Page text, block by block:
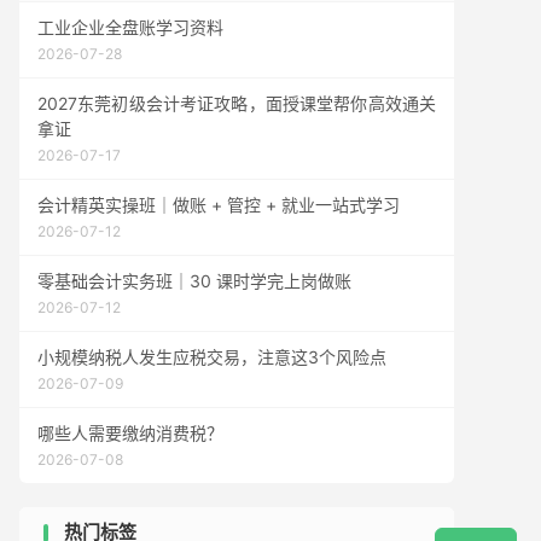
工业企业全盘账学习资料
2026-07-28
2027东莞初级会计考证攻略，面授课堂帮你高效通关
拿证
2026-07-17
会计精英实操班｜做账 + 管控 + 就业一站式学习
2026-07-12
零基础会计实务班｜30 课时学完上岗做账
2026-07-12
小规模纳税人发生应税交易，注意这3个风险点
2026-07-09
哪些人需要缴纳消费税？
2026-07-08
热门标签